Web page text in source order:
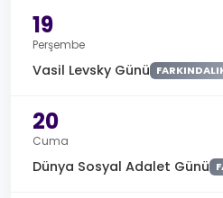
19
Perşembe
Vasil Levsky Günü
20
Cuma
Dünya Sosyal Adalet Günü